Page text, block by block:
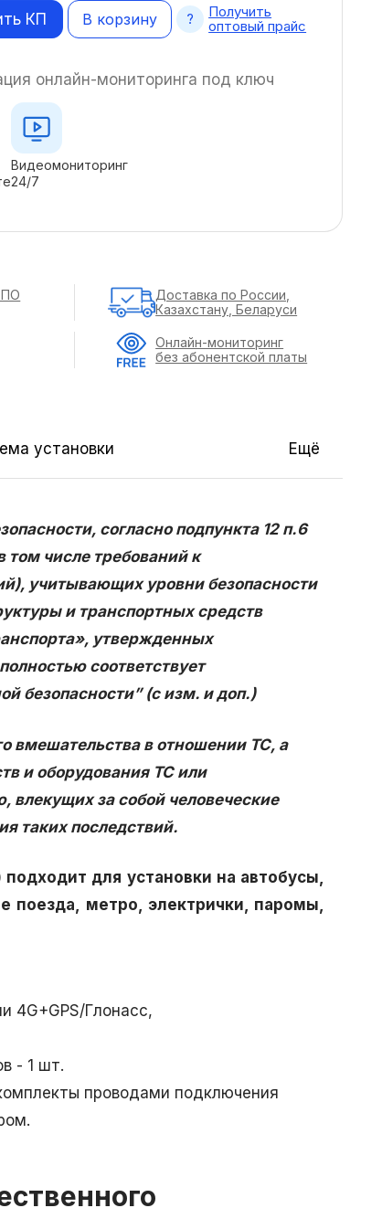
В корзину
КП
Получить
оптовый прайс
онлайн-мониторинга под ключ
Видеомониторинг
24/7
установки Ещё
согласно подпункта 12 п.6
том числе требований к
учитывающих уровни безопасности
и транспортных средств
утвержденных
соответствует
безопасности” (с изм. и доп.)
в отношении ТС, а
и оборудования ТС или
за собой человеческие
таких последствий.
для установки на автобусы,
поезда, метро, электрички, паромы,
4G+GPS/Глонасс,
- 1 шт.
проводами подключения
ПО
Доставка по России,
Казахстану, Беларуси
Онлайн-мониторинг
без абонентской платы